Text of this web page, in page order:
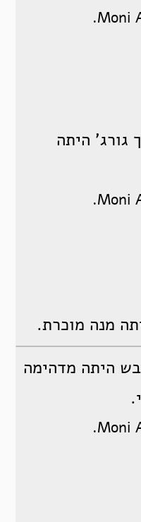
גורג' היתה
מנה מוכרת.
היתה מדהימה